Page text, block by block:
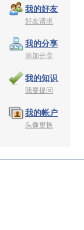
我的好友
好友请求
我的分享
添加分享
我的知识
我要提问
我的帐户
头像更换